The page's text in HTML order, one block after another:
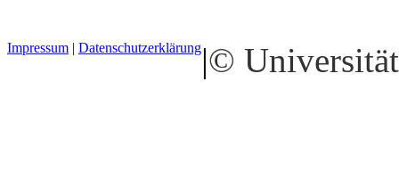
Impressum | Datenschutzerklärung|©